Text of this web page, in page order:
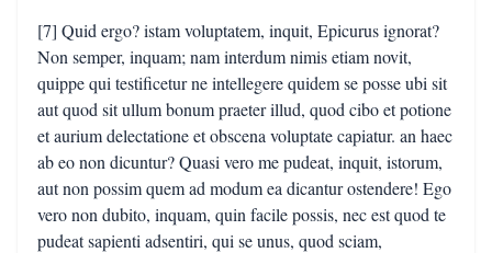
[7] Quid ergo? istam voluptatem, inquit, Epicurus ignorat?
Non semper, inquam; nam interdum nimis etiam novit,
quippe qui testificetur ne intellegere quidem se posse ubi sit
aut quod sit ullum bonum praeter illud, quod cibo et potione
et aurium delectatione et obscena voluptate capiatur. an haec
ab eo non dicuntur? Quasi vero me pudeat, inquit, istorum,
aut non possim quem ad modum ea dicantur ostendere! Ego
vero non dubito, inquam, quin facile possis, nec est quod te
pudeat sapienti adsentiri, qui se unus, quod sciam,